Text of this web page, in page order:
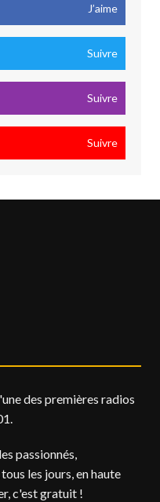
J’aime
Suivre
Suivre
Suivre
des premières radios
passionnés,
les jours, en haute
c'est gratuit !